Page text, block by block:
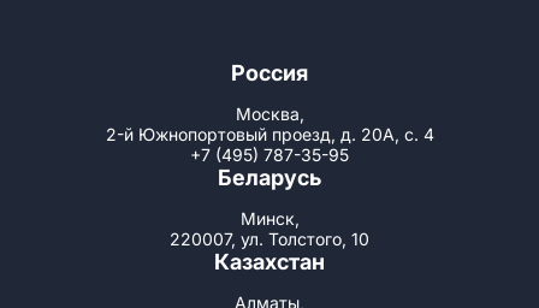
Россия
Москва,
2-й Южнопортовый проезд, д. 20А, с. 4
+7 (495) 787-35-95
Беларусь
Минск,
220007, ул. Толстого, 10
Казахстан
Алматы,